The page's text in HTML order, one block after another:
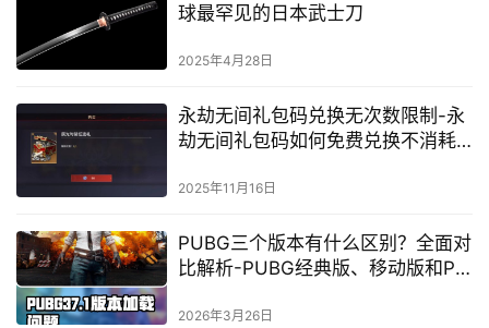
球最罕见的日本武士刀
2025年4月28日
永劫无间礼包码兑换无次数限制-永
劫无间礼包码如何免费兑换不消耗
2025年11月16日
PUBG三个版本有什么区别？全面对
比解析-PUBG经典版、移动版和PC
2026年3月26日